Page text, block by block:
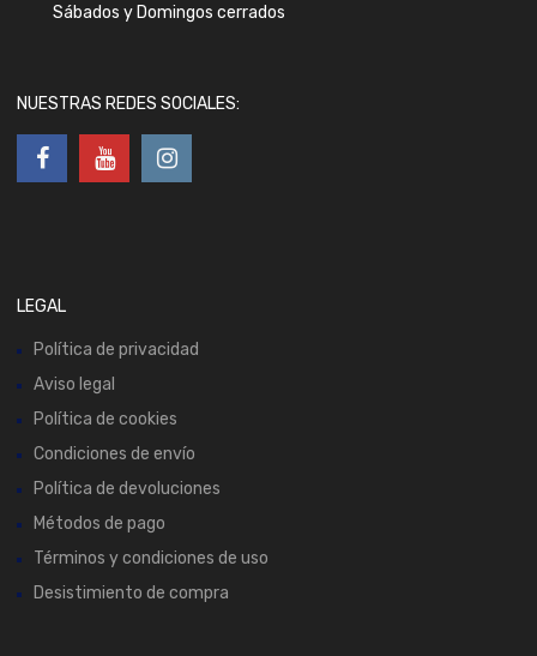
Sábados y Domingos cerrados
NUESTRAS REDES SOCIALES:
LEGAL
Política de privacidad
Aviso legal
Política de cookies
Condiciones de envío
Política de devoluciones
Métodos de pago
Términos y condiciones de uso
Desistimiento de compra